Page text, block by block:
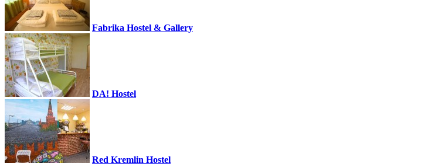
Fabrika Hostel & Gallery
DA! Hostel
Red Kremlin Hostel